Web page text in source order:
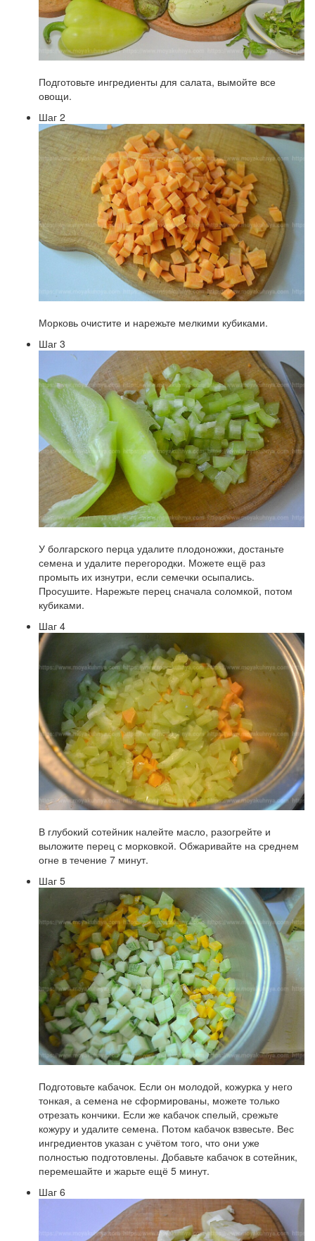
Подготовьте ингредиенты для салата, вымойте все
овощи.
Шаг 2
Морковь очистите и нарежьте мелкими кубиками.
Шаг 3
У болгарского перца удалите плодоножки, достаньте
семена и удалите перегородки. Можете ещё раз
промыть их изнутри, если семечки осыпались.
Просушите. Нарежьте перец сначала соломкой, потом
кубиками.
Шаг 4
В глубокий сотейник налейте масло, разогрейте и
выложите перец с морковкой. Обжаривайте на среднем
огне в течение 7 минут.
Шаг 5
Подготовьте кабачок. Если он молодой, кожурка у него
тонкая, а семена не сформированы, можете только
отрезать кончики. Если же кабачок спелый, срежьте
кожуру и удалите семена. Потом кабачок взвесьте. Вес
ингредиентов указан с учётом того, что они уже
полностью подготовлены. Добавьте кабачок в сотейник,
перемешайте и жарьте ещё 5 минут.
Шаг 6